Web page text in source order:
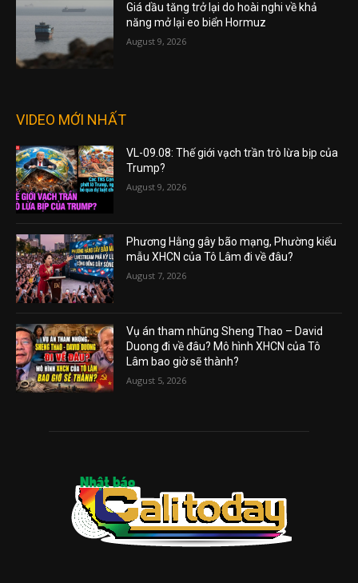
Giá dầu tăng trở lại do hoài nghi về khả
năng mở lại eo biển Hormuz
August 9, 2026
VIDEO MỚI NHẤT
VL-09.08: Thế giới vạch trần trò lừa bịp của
Trump?
August 9, 2026
Phương Hằng gây bão mạng, Phường kiểu
mẫu XHCN của Tô Lâm đi về đâu?
August 7, 2026
Vụ án tham nhũng Sheng Thao – David
Duong đi về đâu? Mô hình XHCN của Tô
Lâm bao giờ sẽ thành?
August 5, 2026